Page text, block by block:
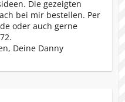
Die gezeigten
bei mir bestellen. Per
oder auch gerne
Deine Danny